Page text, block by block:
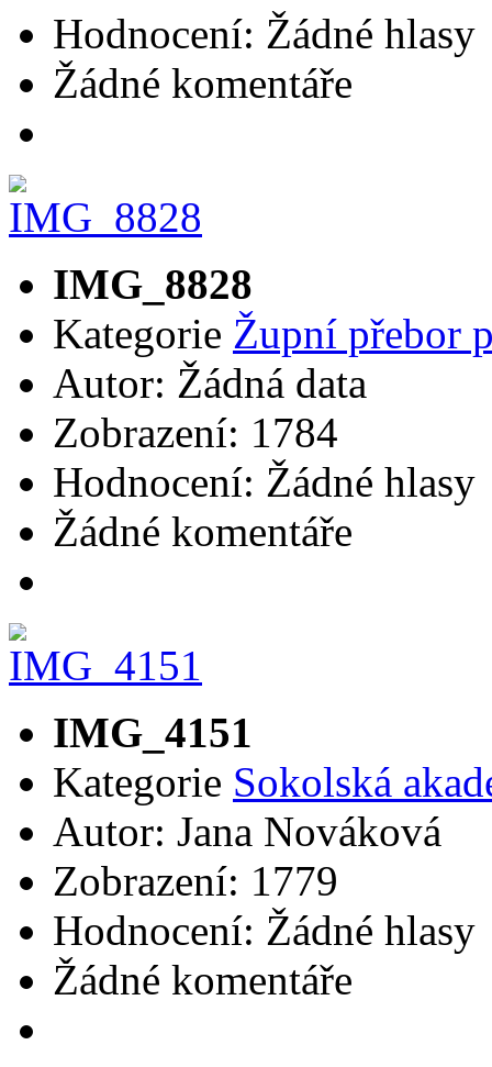
Hodnocení: Žádné hlasy
Žádné komentáře
IMG_8828
Kategorie Župní přebor
Autor: Žádná data
Zobrazení: 1784
Hodnocení: Žádné hlasy
Žádné komentáře
IMG_4151
Kategorie Sokolská
Autor: Jana Nováková
Zobrazení: 1779
Hodnocení: Žádné hlasy
Žádné komentáře